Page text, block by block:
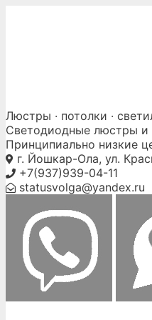
Люстры · потолки ·
Светодиодные люстры и
Принципиально низкие
г. Йошкар-Ола, ул.
+7(937)939-04-11
statusvolga@yandex.ru